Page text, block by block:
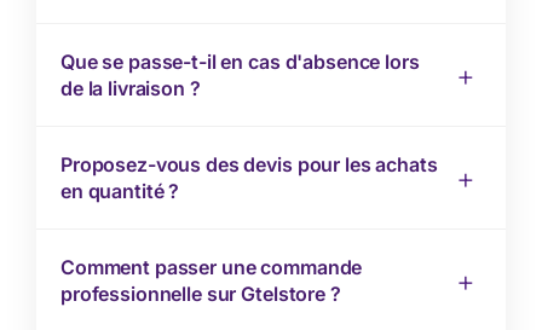
Que se passe-t-il en cas d'absence lors
de la livraison ?
Proposez-vous des devis pour les achats
en quantité ?
Comment passer une commande
professionnelle sur Gtelstore ?